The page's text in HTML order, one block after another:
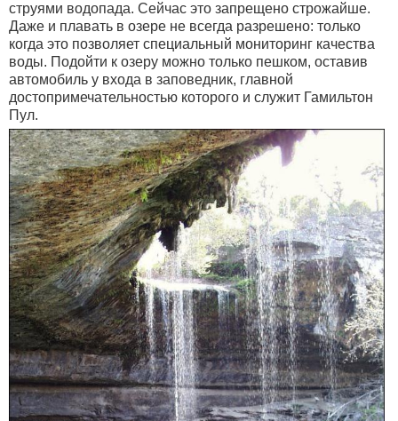
струями водопада. Сейчас это запрещено строжайше.
Даже и плавать в озере не всегда разрешено: только
когда это позволяет специальный мониторинг качества
воды. Подойти к озеру можно только пешком, оставив
автомобиль у входа в заповедник, главной
достопримечательностью которого и служит Гамильтон
Пул.